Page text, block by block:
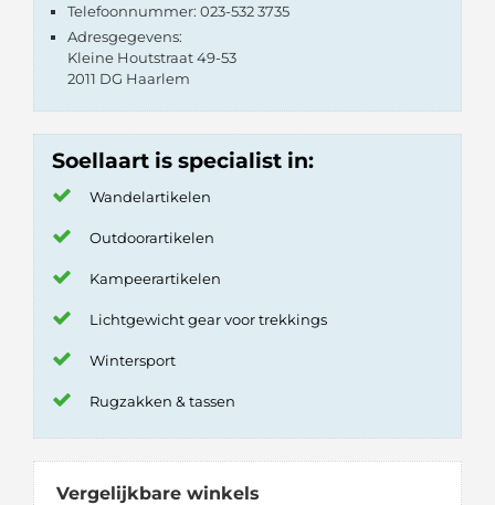
Telefoonnummer: 023-532 3735
Adresgegevens:
Kleine Houtstraat 49-53
2011 DG Haarlem
Soellaart is specialist in:
Wandelartikelen
Outdoorartikelen
Kampeerartikelen
Lichtgewicht gear voor trekkings
Wintersport
Rugzakken & tassen
Vergelijkbare winkels